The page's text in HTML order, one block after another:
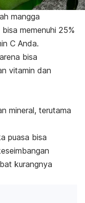
mangga
memenuhi 25%
C Anda.
bisa
vitamin dan
mineral, terutama
puasa bisa
kurangnya